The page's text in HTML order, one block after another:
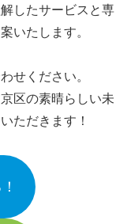
したサービスと専
いたします。
せください。
区の素晴らしい未
ただきます！